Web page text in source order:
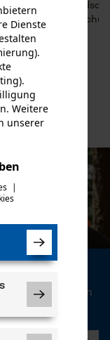
CHF 11.90
und verpassen
Dienste
Weitere
unserer
|
Bitte